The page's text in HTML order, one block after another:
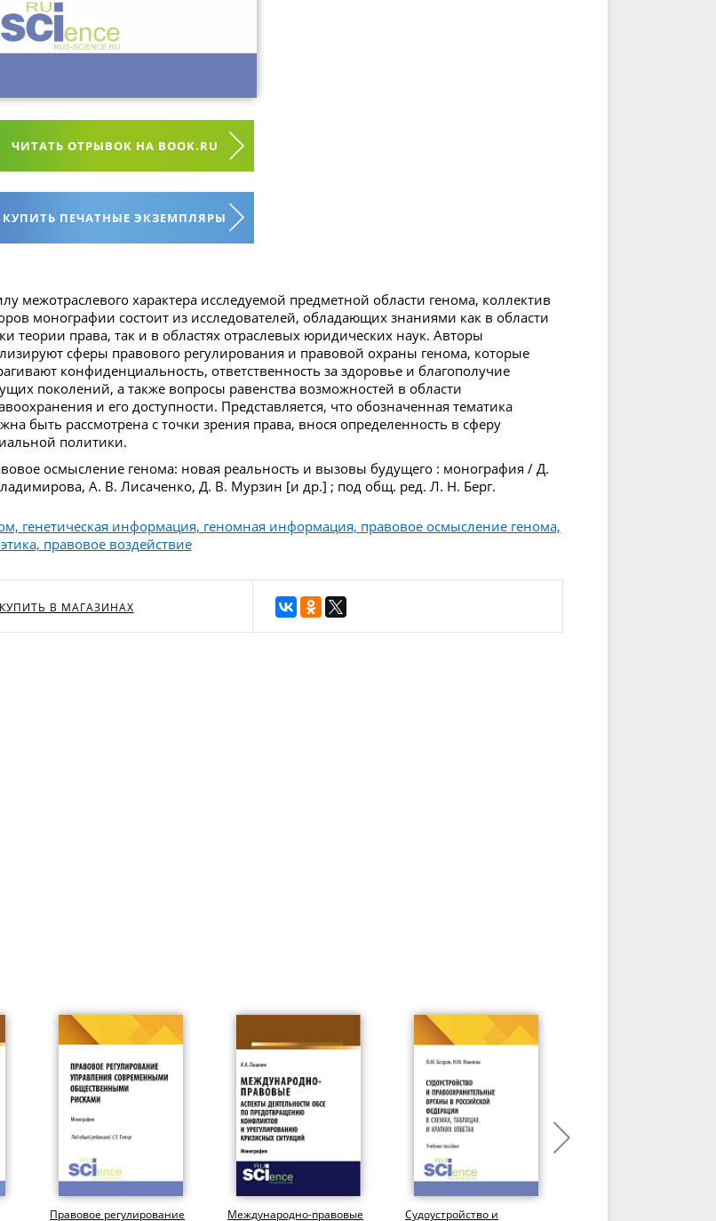
ЧИТАТЬ ОТРЫВОК НА BOOK.RU
КУПИТЬ ПЕЧАТНЫЕ ЭКЗЕМПЛЯРЫ
межотраслевого характера исследуемой предметной области генома, коллектив
монографии состоит из исследователей, обладающих знаниями как в области
теории права, так и в областях отраслевых юридических наук. Авторы
сферы правового регулирования и правовой охраны генома, которые
конфиденциальность, ответственность за здоровье и благополучие
поколений, а также вопросы равенства возможностей в области
и его доступности. Представляется, что обозначенная тематика
быть рассмотрена с точки зрения права, внося определенность в сферу
политики.
осмысление генома: новая реальность и вызовы будущего : монография / Д.
А. В. Лисаченко, Д. В. Мурзин [и др.] ; под общ. ред. Л. Н. Берг.
генетическая информация, геномная информация, правовое осмысление генома,
правовое воздействие
КУПИТЬ В МАГАЗИНАХ
Правовое регулирование
Международно-правовые
Судоустройство и